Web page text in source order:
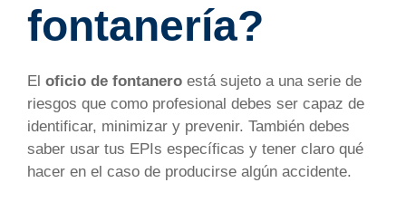
fontanería?
El oficio de fontanero está sujeto a una serie de
riesgos que como profesional debes ser capaz de
identificar, minimizar y prevenir. También debes
saber usar tus EPIs específicas y tener claro qué
hacer en el caso de producirse algún accidente.